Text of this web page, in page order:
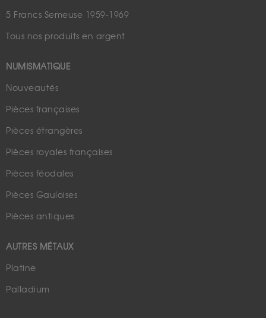
5 Francs Semeuse 1959-1969
Tous nos produits en argent
NUMISMATIQUE
Nouveautés
Pièces françaises
Pièces étrangères
Pièces royales françaises
Pièces féodales
Pièces Gauloises
Pièces antiques
AUTRES MÉTAUX
Platine
Palladium